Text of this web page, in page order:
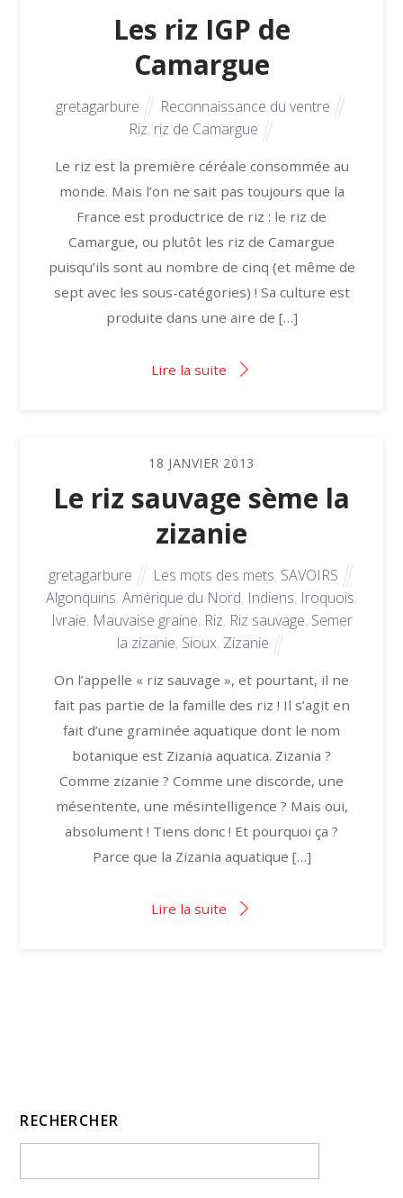
Les riz IGP de
Camargue
gretagarbure
Reconnaissance du ventre
Riz, riz de Camargue
Le riz est la première céréale consommée au
monde. Mais l’on ne sait pas toujours que la
France est productrice de riz : le riz de
Camargue, ou plutôt les riz de Camargue
puisqu’ils sont au nombre de cinq (et même de
sept avec les sous-catégories) ! Sa culture est
produite dans une aire de […]
Lire la suite
18 JANVIER 2013
Le riz sauvage sème la
zizanie
gretagarbure Les mots des mets, SAVOIRS
Algonquins, Amérique du Nord, Indiens, Iroquois,
Ivraie, Mauvaise graine, Riz, Riz sauvage, Semer
la zizanie, Sioux, Zizanie
On l’appelle « riz sauvage », et pourtant, il ne
fait pas partie de la famille des riz ! Il s’agit en
fait d’une graminée aquatique dont le nom
botanique est Zizania aquatica. Zizania ?
Comme zizanie ? Comme une discorde, une
mésentente, une mésintelligence ? Mais oui,
absolument ! Tiens donc ! Et pourquoi ça ?
Parce que la Zizania aquatique […]
Lire la suite
RECHERCHER